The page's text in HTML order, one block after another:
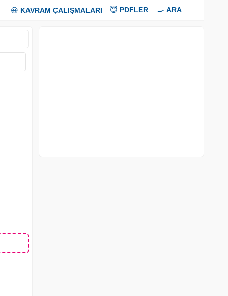
😃 KAVRAM ÇALIŞMALARI 😇 PDFLER 🍳 ARA